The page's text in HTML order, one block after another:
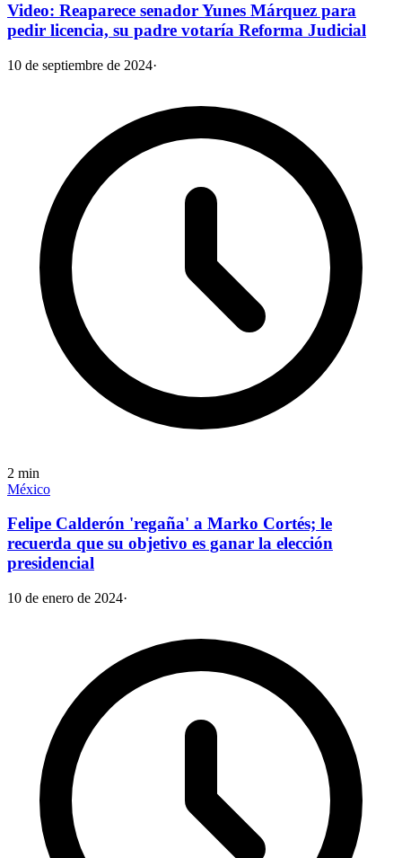
Video: Reaparece senador Yunes Márquez para
pedir licencia, su padre votaría Reforma Judicial
10 de septiembre de 2024·
2 min
México
Felipe Calderón 'regaña' a Marko Cortés; le
recuerda que su objetivo es ganar la elección
presidencial
10 de enero de 2024·